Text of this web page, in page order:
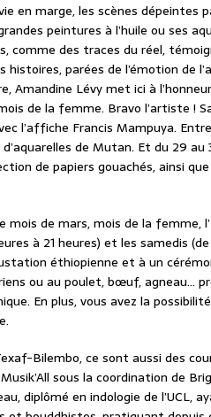
en marge, les scènes
peintures à l’huile ou ses
comme des traces du réel,
histoires, parées de l’émotion de
Amandine Lévy met ici à
de la femme. Bravo l’artiste !
l’affiche Francis Mampuya.
de Mutan. Et du 29
de papiers gouachés, ainsi
mois de mars, mois de la femme,
à 21 heures) et les samedis
éthiopienne et à un
ou au poulet, bœuf, agneau…
En plus, vous avez la
Bilembo, ce sont aussi des
sous la coordination de
diplômé en indologie de l’UCL,